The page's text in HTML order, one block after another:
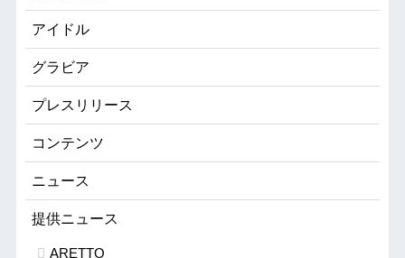
アイドル
グラビア
プレスリリース
コンテンツ
ニュース
提供ニュース
ARETTO